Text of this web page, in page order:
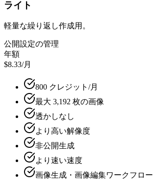
ライト
軽量な繰り返し作成用。
公開設定の管理
年額
$8.33/月
800 クレジット/月
最大 3,192 枚の画像
透かしなし
より高い解像度
非公開生成
より速い速度
画像生成・画像編集ワークフロー